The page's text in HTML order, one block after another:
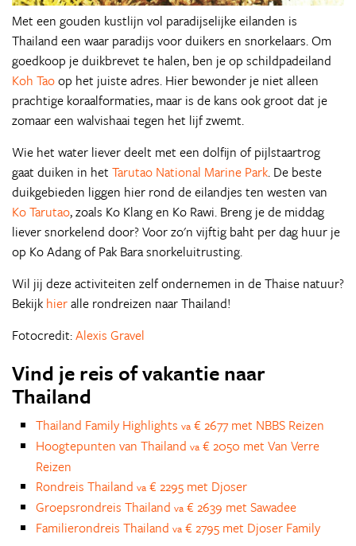
Met een gouden kustlijn vol paradijselijke eilanden is
Thailand een waar paradijs voor duikers en snorkelaars. Om
goedkoop je duikbrevet te halen, ben je op schildpadeiland
Koh Taoop het juiste adres. Hier bewonder je niet alleen
prachtige koraalformaties, maar is de kans ook groot dat je
zomaar een walvishaai tegen het lijf zwemt.
Wie het water liever deelt met een dolfijn of pijlstaartrog
gaat duiken in het Tarutao National Marine Park. De beste
duikgebieden liggen hier rond de eilandjes ten westen van
Ko Tarutao, zoals Ko Klang en Ko Rawi. Breng je de middag
liever snorkelend door? Voor zo'n vijftig baht per dag huur je
op Ko Adang of Pak Bara snorkeluitrusting.
Wil jij deze activiteiten zelf ondernemen in de Thaise natuur?
Bekijk hieralle rondreizen naar Thailand!
Fotocredit:Alexis Gravel
Vind je reis of vakantie naar
Thailand
Thailand Family Highlights va € 2677 met NBBS Reizen
Hoogtepunten van Thailand va € 2050 met Van Verre
Reizen
Rondreis Thailand va € 2295 met Djoser
Groepsrondreis Thailand va € 2639 met Sawadee
Familierondreis Thailand va € 2795 met Djoser Family